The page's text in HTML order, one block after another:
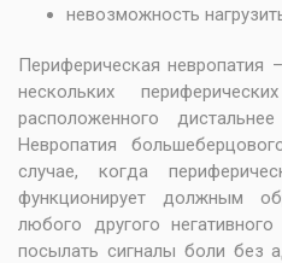
невозможность
Периферическая невропатия
нескольких
расположенного
Невропатия
случае, когда
функционирует должным
любого другого
посылать сигналы боли без